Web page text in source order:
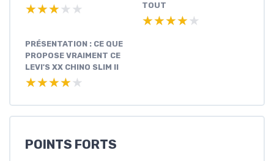
★★★★★
★★★★★
TOUT
★★★★★
★★★★★
PRÉSENTATION : CE QUE
PROPOSE VRAIMENT CE
LEVI'S XX CHINO SLIM II
★★★★★
★★★★★
POINTS FORTS